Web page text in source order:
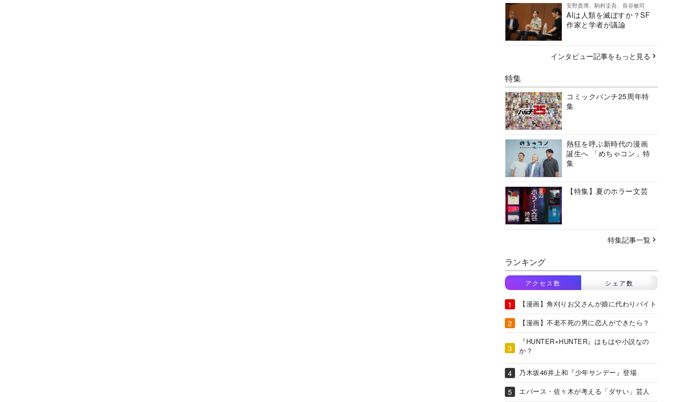
安野貴博、駒村圭吾、長谷敏司
AIは人類を滅ぼすか？SF
作家と学者が議論
インタビュー記事をもっと見る
特集
コミックバンチ25周年特
集
熱狂を呼ぶ新時代の漫画
誕生へ 「めちゃコン」特
集
【特集】夏のホラー文芸
特集記事一覧
ランキング
アクセス数 シェア数
【漫画】角刈りお父さんが娘に代わりバイト
【漫画】不老不死の男に恋人ができたら？
『HUNTER×HUNTER』はもはや小説なの
か？
乃木坂46井上和『少年サンデー』登場
エバース・佐々木が考える「ダサい」芸人